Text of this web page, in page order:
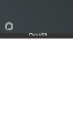
Accueil